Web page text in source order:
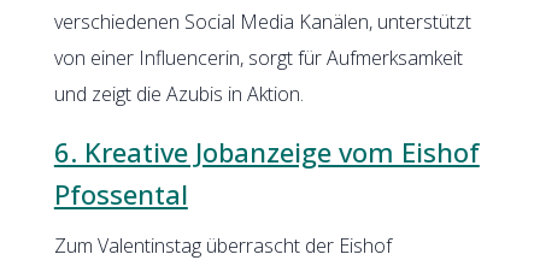
verschiedenen Social Media Kanälen, unterstützt
von einer Influencerin, sorgt für Aufmerksamkeit
und zeigt die Azubis in Aktion.
6. Kreative Jobanzeige vom Eishof
Pfossental
Zum Valentinstag überrascht der Eishof